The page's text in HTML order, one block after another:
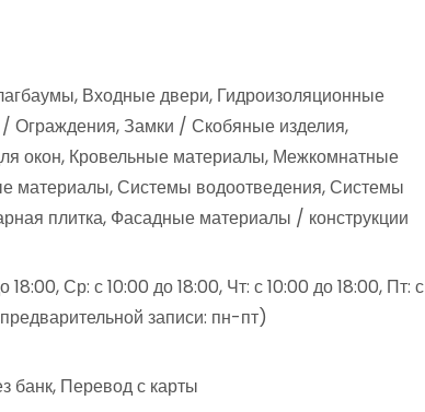
Входные двери, Гидроизоляционные
Ограждения, Замки / Скобяные изделия,
окон, Кровельные материалы, Межкомнатные
материалы, Системы водоотведения, Системы
плитка, Фасадные материалы / конструкции
Ср: с 10:00 до 18:00, Чт: с 10:00 до 18:00, Пт: с
записи: пн-пт)
банк, Перевод с карты